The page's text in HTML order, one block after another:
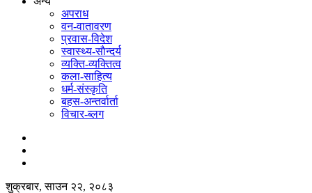
अपराध
वन-वातावरण
प्रवास-विदेश
स्वास्थ्य-साैन्दर्य
व्यक्ति-व्यक्तित्व
कला-साहित्य
धर्म-संस्कृति
बहस-अन्तर्वार्ता
विचार-ब्लग
शुक्रबार, साउन २२, २०८३